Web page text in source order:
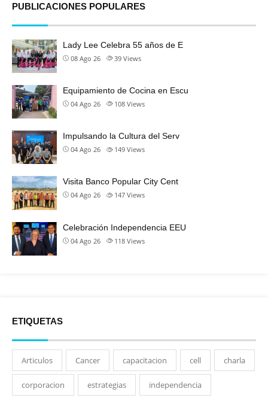
PUBLICACIONES POPULARES
Lady Lee Celebra 55 años de E
08 Ago 26 39 Views
Equipamiento de Cocina en Escu
04 Ago 26 108 Views
Impulsando la Cultura del Serv
04 Ago 26 149 Views
Visita Banco Popular City Cent
04 Ago 26 147 Views
Celebración Independencia EEU
04 Ago 26 118 Views
ETIQUETAS
Articulos Cancer capacitacion cell charla
corporacion estrategias independencia